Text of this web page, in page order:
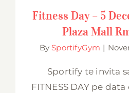
Mall Rm.
Fitness Day – 5
Plaza Mall
By SportifyGym |
Sportify te invita
FITNESS DAY pe